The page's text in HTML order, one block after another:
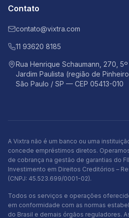
Contato
contato@vixtra.com
11 93620 8185
Rua Henrique Schaumann, 270,
Jardim Paulista (região de
São Paulo / SP — CEP 05413-010
A Vixtra não é um banco ou uma
concede empréstimos diretos.
de cobrança na gestão de garantias do
Investimento em Direitos Creditórios –
(CNPJ: 45.523.699/0001-02).
Todos os serviços e operações
em conformidade com as normas
do Brasil e demais órgãos reguladores.